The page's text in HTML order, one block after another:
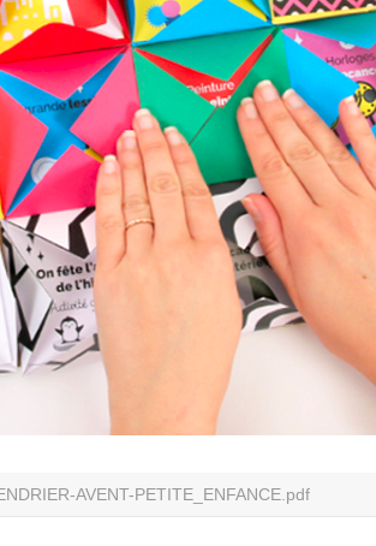
AVENT-PETITE_ENFANCE.pdf